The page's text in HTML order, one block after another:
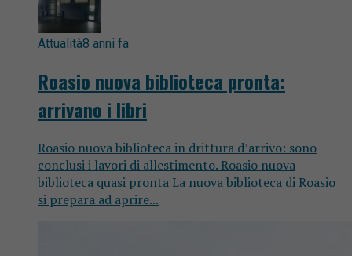
Attualità8 anni fa
Roasio nuova biblioteca pronta:
arrivano i libri
Roasio nuova biblioteca in drittura d’arrivo: sono
conclusi i lavori di allestimento. Roasio nuova
biblioteca quasi pronta La nuova biblioteca di Roasio
si prepara ad aprire...